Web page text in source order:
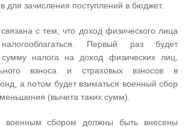
для зачисления поступлений в бюджет.
с тем, что доход физического лица
Первый раз будет
налога на доход физических лиц,
взноса и страховых взносов в
а потом будет взиматься военный сбор
(вычета таких сумм).
военным сбором должны быть внесены